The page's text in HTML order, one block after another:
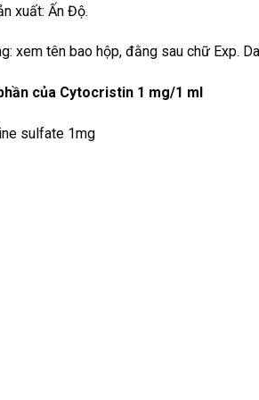
xuất: Ấn Độ.
xem tên bao hộp, đằng sau chữ Exp.
của Cytocristin 1 mg/1 ml
sulfate 1mg